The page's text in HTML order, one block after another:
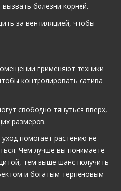
болезни корней.
за вентиляцией, чтобы
применяют техники
контролировать сатива
свободно тянуться вверх,
размеров.
помогает растению не
Чем лучше вы понимаете
тем выше шанс получить
и богатым терпеновым